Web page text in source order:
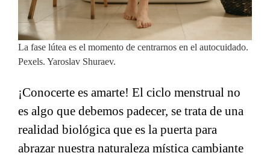
La fase lútea es el momento de centrarnos en el autocuidado.
Pexels. Yaroslav Shuraev.
¡Conocerte es amarte! El ciclo menstrual no
es algo que debemos padecer, se trata de una
realidad biológica que es la puerta para
abrazar nuestra naturaleza mística cambiante